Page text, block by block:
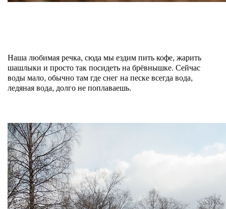
Наша любимая речка, сюда мы ездим пить кофе, жарить
шашлыки и просто так посидеть на брёвнышке. Сейчас
воды мало, обычно там где снег на песке всегда вода,
ледяная вода, долго не поплаваешь.